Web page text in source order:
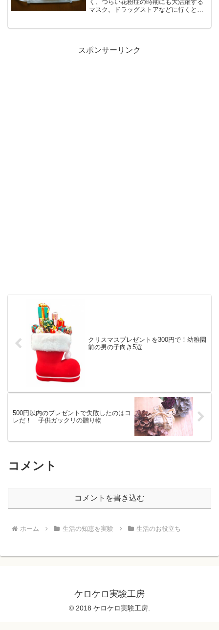
く、つらい花粉症の時期にも大活躍する
マスク。ドラッグストアなどに行くと、
スポンサーリンク
クリスマスプレゼントを300円で！幼稚園
前の男の子向き5選
500円以内のプレゼントで失敗したのはコ
レだ！ 子供ガックリの贈り物
コメント
コメントを書き込む
ホーム 生活の知恵を実験 生活のお役立ち
ケロケロ実験工房
© 2018 ケロケロ実験工房.